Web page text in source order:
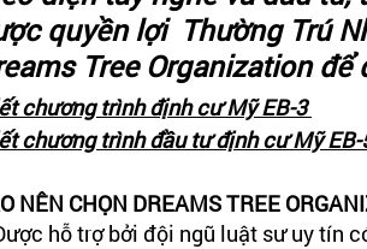
quyền lợi  Thường Trú
Tree Organization để
chương trình định cư Mỹ EB-3
chương trình đầu tư định cư Mỹ EB-
NÊN CHỌN DREAMS TREE
hỗ trợ bởi đội ngũ luật sư uy tín